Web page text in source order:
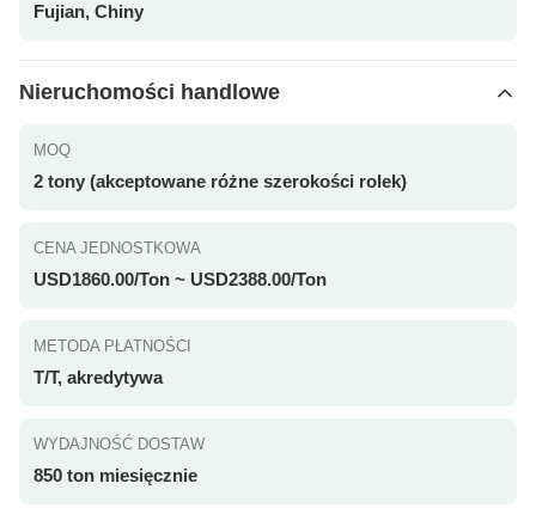
Fujian, Chiny
Nieruchomości handlowe
MOQ
2 tony (akceptowane różne szerokości rolek)
CENA JEDNOSTKOWA
USD1860.00/Ton ~ USD2388.00/Ton
METODA PŁATNOŚCI
T/T, akredytywa
WYDAJNOŚĆ DOSTAW
850 ton miesięcznie